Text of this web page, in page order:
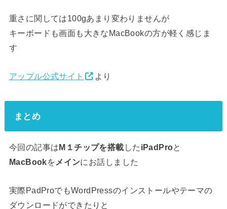
重さに関しては100gあまり変わりませんが
キーボードも画面も大きなMacBookの方が軽く感じま
す
アップル公式サイト より
まとめ
今回の記事はM１チップを搭載 した iPadProと
MacBookを メインにお話しました
実際PadProでもWordPressのインストールやテーマの
ダウンロードができたりと